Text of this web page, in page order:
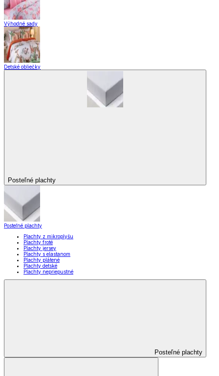
Výhodné sady
Detské obliečky
Posteľné plachty
Posteľné plachty
Plachty z mikroplyšu
Plachty froté
Plachty jersey
Plachty s elastanom
Plachty plátené
Plachty detské
Plachty nepriepustné
Posteľné plachty